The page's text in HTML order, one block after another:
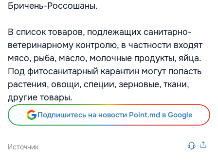
Бричень-Россошаны.
В список товаров, подлежащих санитарно-
ветеринарному контролю, в частности входят
мясо, рыба, масло, молочные продукты, яйца.
Под фитосанитарный карантин могут попасть
растения, овощи, специи, зерновые, ткани,
другие товары.
Подпишитесь на новости Point.md в Google
Источник